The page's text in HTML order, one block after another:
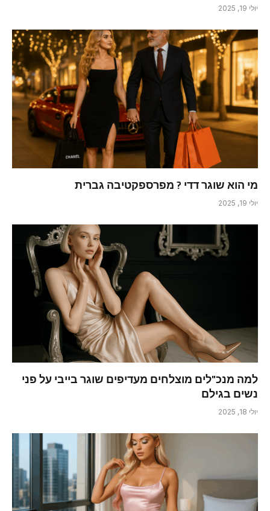
יולי 19, 2025
מי הוא שוגר דדי ? מפרספקטיבה גברית
יולי 19, 2025
למה מנכ"לים מוצלחים מעדיפים שוגר בייבי על פני
נשים בגילם
יולי 18, 2025